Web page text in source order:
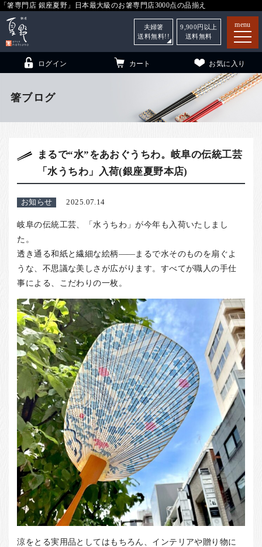
「箸専門店 銀座夏野」日本最大級のお箸専門店3000点の品揃え
menu
子供和食器（贈答用・自宅用）
銀座夏野・箸長について
こども和食器 小夏 について
ご利用ガイド
法人・飲食店のお客様
お客様の声
店舗紹介
お問い合わせ
お知らせ
箸ブログ
English
ログイン カート お気に入り
夫婦箸
送料無料!!
9,900 円以上
送料無料
箸ブログ
まるで“水”をあおぐうちわ。岐阜の伝統工芸
「水うちわ」入荷(銀座夏野本店)
お知らせ 2025.07.14
岐阜の伝統工芸、「水うちわ」が今年も入荷いたしまし
た。
透き通る和紙と繊細な絵柄——まるで水そのものを扇ぐよ
うな、不思議な美しさが広がります。すべてが職人の手仕
事による、こだわりの一枚。
涼をとる実用品としてはもちろん、インテリアや贈り物に